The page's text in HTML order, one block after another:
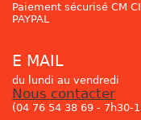
Paiement sécurisé CM
PAYPAL
E MAIL
du lundi au vendredi
Nous contacter
(04 76 54 38 69 - 7h30-